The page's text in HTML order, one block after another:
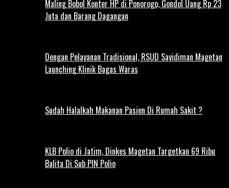
Maling Bobol Konter HP di Ponorogo, Gondol Uang Rp 23
Juta dan Barang Dagangan
Dengan Pelayanan Tradisional, RSUD Sayidiman Magetan
Launching Klinik Bagas Waras
Sudah Halalkah Makanan Pasien Di Rumah Sakit ?
KLB Polio di Jatim, Dinkes Magetan Targetkan 69 Ribu
Balita Di Sub PIN Polio